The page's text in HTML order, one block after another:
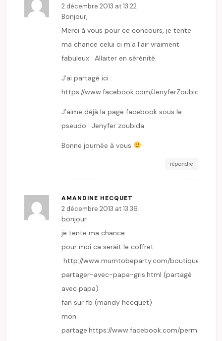
2 décembre 2013 at 13:22
Bonjour,
Merci à vous pour ce concours, je tente
ma chance celui ci m’a l’air vraiment
fabuleux : Allaiter en sérénité.
J’ai partagé ici :
https://www.facebook.com/JenyferZoubida/
J’aime déjà la page facebook sous le
pseudo : Jenyfer zoubida
Bonne journée à vous
répondre
AMANDINE HECQUET
2 décembre 2013 at 13:36
bonjour
je tente ma chance
pour moi ca serait le coffret
http://www.mumtobeparty.com/boutique/
partager-avec-papa-gris.html (partagé
avec papa)
fan sur fb (mandy hecquet)
mon
partage:https://www.facebook.com/